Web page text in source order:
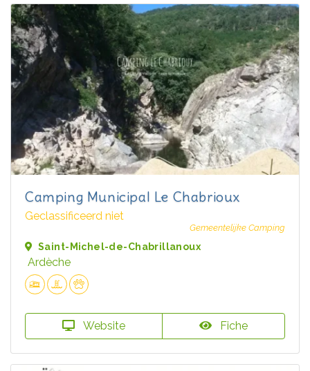
Camping Municipal Le Chabrioux
Geclassificeerd niet
Gemeentelijke Camping
Saint-Michel-de-Chabrillanoux
Ardèche
Website Fiche